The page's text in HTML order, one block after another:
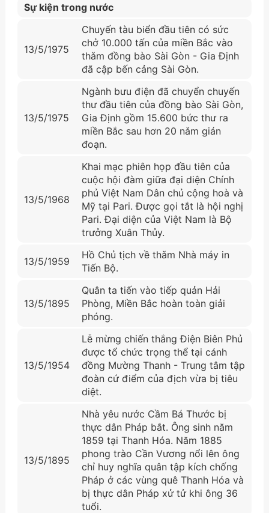
Sự kiện trong nước
13/5/1975
Chuyến tàu biển đầu tiên có sức
chở 10.000 tấn của miền Bắc vào
thǎm đồng bào Sài Gòn - Gia Định
đã cập bến cảng Sài Gòn.
13/5/1975
Ngành bưu điện đã chuyển chuyến
thư đầu tiên của đồng bào Sài Gòn,
Gia Định gồm 15.600 bức thư ra
miền Bắc sau hơn 20 nǎm gián
đoạn.
13/5/1968
Khai mạc phiên họp đầu tiên của
cuộc hội đàm giữa đại diện Chính
phủ Việt Nam Dân chủ cộng hoà và
Mỹ tại Pari. Được gọi tắt là hội nghị
Pari. Đại diện của Việt Nam là Bộ
trưởng Xuân Thủy.
13/5/1959
Hồ Chủ tịch về thǎm Nhà máy in
Tiến Bộ.
13/5/1895
Quân ta tiến vào tiếp quản Hải
Phòng, Miền Bắc hoàn toàn giải
phóng.
13/5/1954
Lễ mừng chiến thắng Điện Biên Phủ
được tổ chức trọng thể tại cánh
đồng Mường Thanh - Trung tâm tập
đoàn cứ điểm của địch vừa bị tiêu
diệt.
13/5/1895
Nhà yêu nước Cầm Bá Thước bị
thực dân Pháp bắt. Ông sinh năm
1859 tại Thanh Hóa. Năm 1885
phong trào Cần Vương nổi lên ông
chỉ huy nghĩa quân tập kích chống
Pháp ở các vùng quê Thanh Hóa và
bị thực dân Pháp xử tử khi ông 36
tuổi.